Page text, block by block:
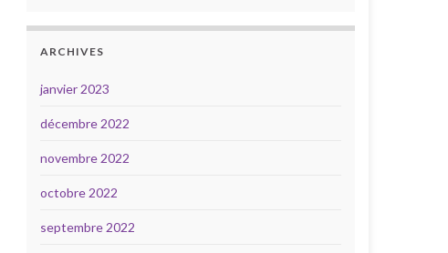
ARCHIVES
janvier 2023
décembre 2022
novembre 2022
octobre 2022
septembre 2022